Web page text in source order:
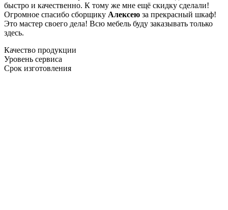
быстро и качественно. К тому же мне ещё скидку сделали!
Огромное спасибо сборщику Алексею за прекрасный шкаф!
Это мастер своего дела! Всю мебель буду заказывать только
здесь.
Качество продукции
Уровень сервиса
Срок изготовления